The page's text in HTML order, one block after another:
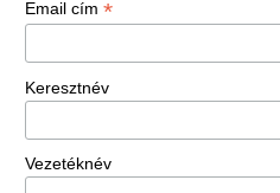
Email cím *
Keresztnév
Vezetéknév